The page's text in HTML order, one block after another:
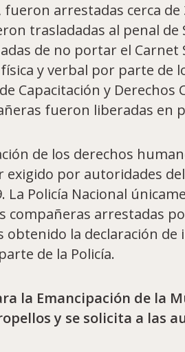
arrestadas cerca
trasladadas al penal de
de no portar el
y verbal por parte de
Capacitación y
fueron liberadas en
de los derechos
por autoridades del
La Policía Nacional
arrestadas
obtenido la declaración
de la Policía.
la Emancipación de la
y se solicita a las